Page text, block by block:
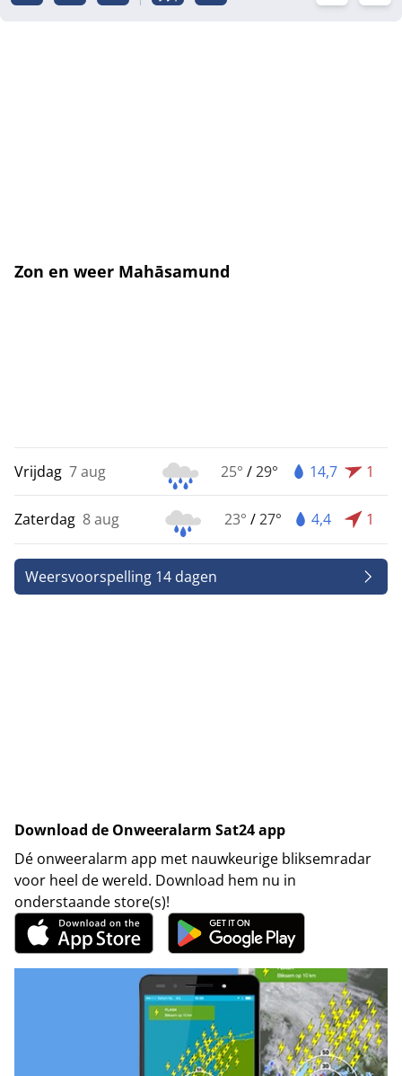
Zon en weer Mahāsamund
Vrijdag 7 aug 25° /29° 14,7 1
Zaterdag 8 aug 23° /27° 4,4 1
Weersvoorspelling 14 dagen
Download de Onweeralarm Sat24 app
Dé onweeralarm app met nauwkeurige bliksemradar
voor heel de wereld. Download hem nu in
onderstaande store(s)!